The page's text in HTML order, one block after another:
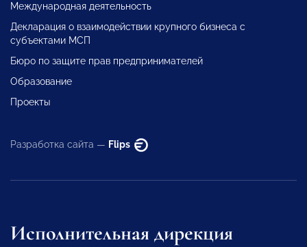
Международная деятельность
Декларация о взаимодействии крупного бизнеса с
субъектами МСП
Бюро по защите прав предпринимателей
Образование
Проекты
Разработка сайта — Flips
Исполнительная дирекция